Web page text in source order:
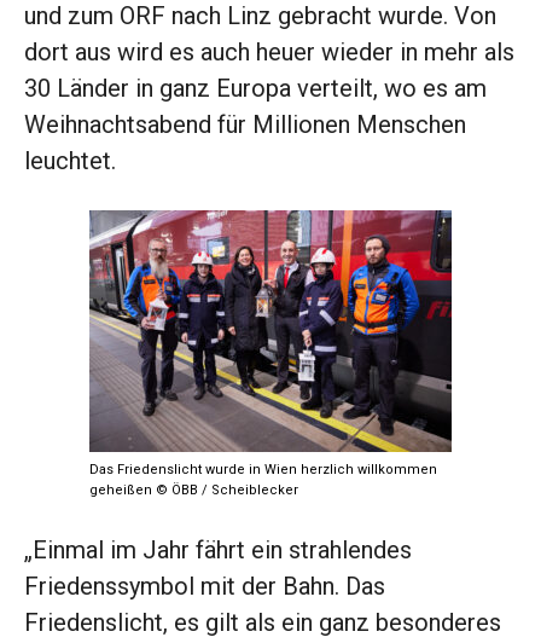
und zum ORF nach Linz gebracht wurde. Von
dort aus wird es auch heuer wieder in mehr als
30 Länder in ganz Europa verteilt, wo es am
Weihnachtsabend für Millionen Menschen
leuchtet.
Das Friedenslicht wurde in Wien herzlich willkommen
geheißen © ÖBB / Scheiblecker
„Einmal im Jahr fährt ein strahlendes
Friedenssymbol mit der Bahn. Das
Friedenslicht, es gilt als ein ganz besonderes